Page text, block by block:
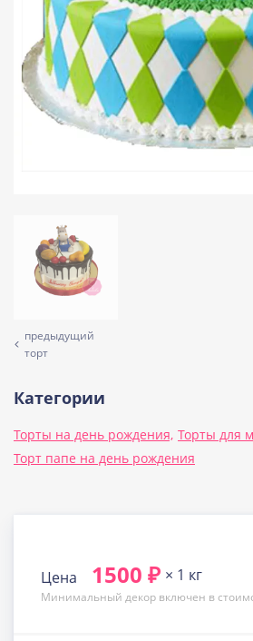
предыдущий
торт
Категории
Торты на день рождения, Торты для
Торт папе на день рождения
Цена 1500 ₽ × 1 кг
Минимальный декор включен в